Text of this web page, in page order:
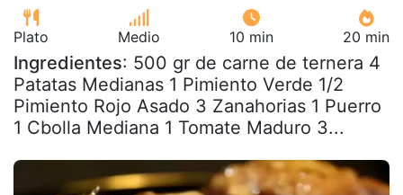
Plato Medio 10 min 20 min
Ingredientes: 500 gr de carne de ternera 4
Patatas Medianas 1 Pimiento Verde 1/2
Pimiento Rojo Asado 3 Zanahorias 1 Puerro
1 Cbolla Mediana 1 Tomate Maduro 3...